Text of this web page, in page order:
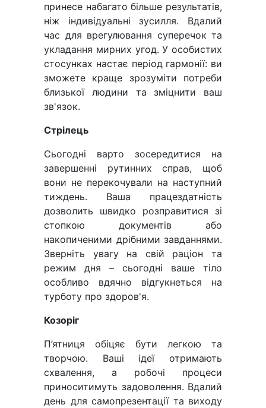
принесе набагато більше результатів,
ніж індивідуальні зусилля. Вдалий
час для врегулювання суперечок та
укладання мирних угод. У особистих
стосунках настає період гармонії: ви
зможете краще зрозуміти потреби
близької людини та зміцнити ваш
зв'язок.
Стрілець
Сьогодні варто зосередитися на
завершенні рутинних справ, щоб
вони не перекочували на наступний
тиждень. Ваша працездатність
дозволить швидко розправитися зі
стопкою документів або
накопиченими дрібними завданнями.
Зверніть увагу на свій раціон та
режим дня – сьогодні ваше тіло
особливо вдячно відгукнеться на
турботу про здоров'я.
Козоріг
П’ятниця обіцяє бути легкою та
творчою. Ваші ідеї отримають
схвалення, а робочі процеси
приноситимуть задоволення. Вдалий
день для самопрезентації та виходу